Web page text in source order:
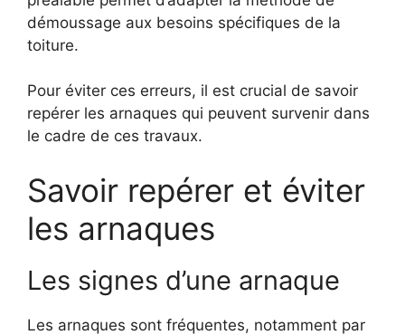
démoussage aux besoins spécifiques de la
toiture.
Pour éviter ces erreurs, il est crucial de savoir
repérer les arnaques qui peuvent survenir dans
le cadre de ces travaux.
Savoir repérer et éviter
les arnaques
Les signes d’une arnaque
Les arnaques sont fréquentes, notamment par